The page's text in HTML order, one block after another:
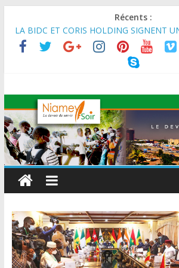
Récents :
MARADI : Le Président de la République,
Général d’Armée Abdourahamane Tiani,
pour la célébration de la 3ᵉ édition de la
FINANCEMENT DE 80 MILLIONS
RENFORCER LES CHAÎNES DE VALEUR
ÉNERGÉTIQUES ET AGRICOLES EN
SEMAINE DU KAWAR 2026: Le Ministre de
Général de Division Mohamed TOUMBA
son homologue du Burkina Faso et
BANQUE MONDIALE : L’IA offre un levier
en développement en panne de
ministres en charge de l’Environnement
Mali.